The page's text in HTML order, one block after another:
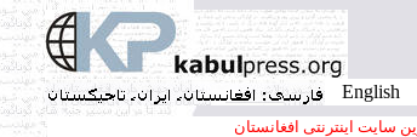
English
سايت اينترنتی افغانستان